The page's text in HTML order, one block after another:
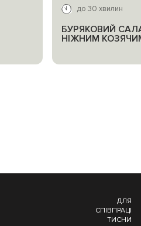
до 30 хвилин
БУРЯКОВИЙ
НІЖНИМ
ДЛЯ
СПІВПРАЦІ
ТИСНИ